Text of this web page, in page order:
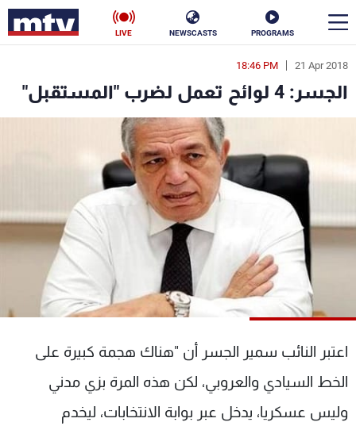
PROGRAMS
NEWSCASTS
LIVE
21 Apr 2018
18:46 PM
الجسر: 4 لوائح تعمل لضرب "المستقبل"
اعتبر النائب سمير الجسر أن "هناك هجمة كبيرة على
الخط السيادي والعروبي، لكن هذه المرة بزي مدني
وليس عسكريا، يدخل عبر بوابة الانتخابات، ليخدم
en
الأخبار
ناس
إقتصاد فن
منوعات رياضة
كأس العالم
جدول البرامج
شاهد البرامج